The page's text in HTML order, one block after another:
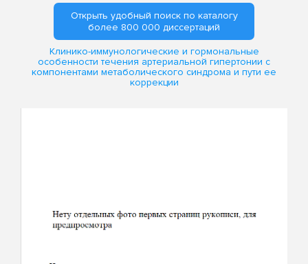
Открыть удобный поиск по каталогу
более 800 000 диссертаций
Клинико-иммунологические и гормональные
особенности течения артериальной гипертонии с
компонентами метаболического синдрома и пути ее
коррекции